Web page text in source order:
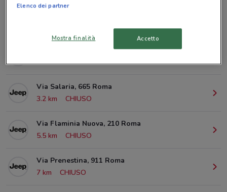
Viale Manzoni, 67 Roma
2.1 km
CHIUSO
Via Salaria, 665 Roma
3.2 km
CHIUSO
Via Flaminia Nuova, 210 Roma
5.5 km
CHIUSO
Via Prenestina, 911 Roma
7 km
CHIUSO
Elenco dei partner
Mostra finalità Accetto